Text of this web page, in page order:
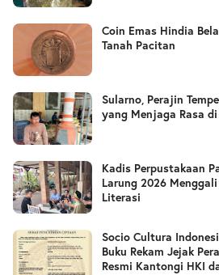
Coin Emas Hindia
Tanah Pacitan
Sularno, Perajin
yang Menjaga Rasa
Kadis Perpustakaan
Larung 2026
Literasi
Socio Cultura
Buku Rekam Jejak
Resmi Kantongi HKI